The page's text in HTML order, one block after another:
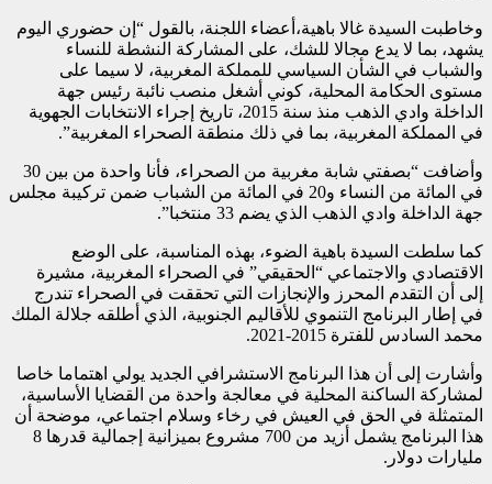
وخاطبت السيدة غالا باهية،أعضاء اللجنة، بالقول “إن حضوري اليوم
يشهد، بما لا يدع مجالا للشك، على المشاركة النشطة للنساء
والشباب في الشأن السياسي للمملكة المغربية، لا سيما على
مستوى الحكامة المحلية، كوني أشغل منصب نائبة رئيس جهة
الداخلة وادي الذهب منذ سنة 2015، تاريخ إجراء الانتخابات الجهوية
في المملكة المغربية، بما في ذلك منطقة الصحراء المغربية”.
وأضافت “بصفتي شابة مغربية من الصحراء، فأنا واحدة من بين 30
في المائة من النساء و20 في المائة من الشباب ضمن تركيبة مجلس
جهة الداخلة وادي الذهب الذي يضم 33 منتخبا”.
كما سلطت السيدة باهية الضوء، بهذه المناسبة، على الوضع
الاقتصادي والاجتماعي “الحقيقي” في الصحراء المغربية، مشيرة
إلى أن التقدم المحرز والإنجازات التي تحققت في الصحراء تندرج
في إطار البرنامج التنموي للأقاليم الجنوبية، الذي أطلقه جلالة الملك
محمد السادس للفترة 2015-2021.
وأشارت إلى أن هذا البرنامج الاستشرافي الجديد يولي اهتماما خاصا
لمشاركة الساكنة المحلية في معالجة واحدة من القضايا الأساسية،
المتمثلة في الحق في العيش في رخاء وسلام اجتماعي، موضحة أن
هذا البرنامج يشمل أزيد من 700 مشروع بميزانية إجمالية قدرها 8
مليارات دولار.